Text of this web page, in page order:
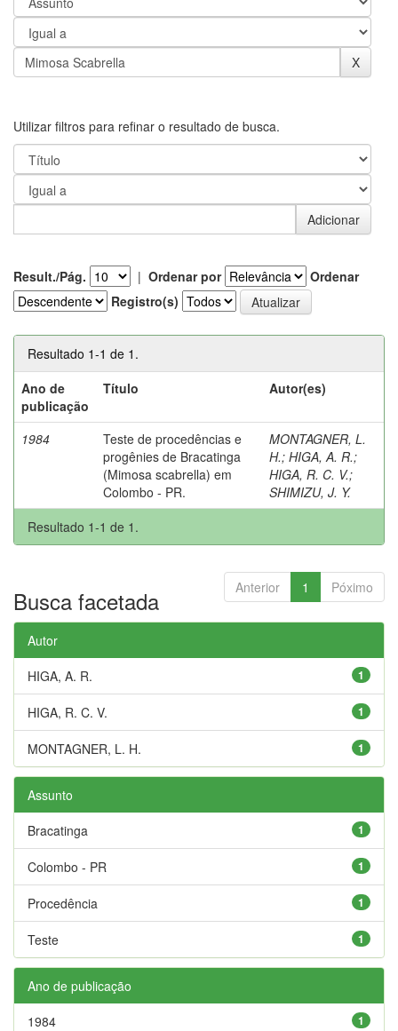
Utilizar filtros para refinar o resultado de busca.
Result./Pág. | Ordenar por
Ordenar
Registro(s)
Resultado 1-1 de 1.
Ano de
publicação
Título Autor(es)
1984
Teste de procedências e
progênies de Bracatinga
(Mimosa scabrella) em
Colombo - PR.
MONTAGNER, L.
H.; HIGA, A. R.;
HIGA, R. C. V.;
SHIMIZU, J. Y.
Resultado 1-1 de 1.
Anterior 1 Póximo
Busca facetada
Autor
1
HIGA, A. R.
1
HIGA, R. C. V.
1
MONTAGNER, L. H.
Assunto
1
Bracatinga
1
Colombo - PR
1
Procedência
1
Teste
Ano de publicação
1
1984